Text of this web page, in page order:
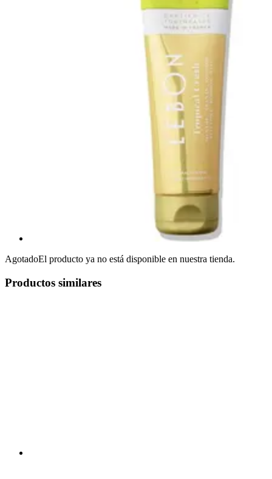
AgotadoEl producto ya no está disponible en nuestra tienda.
Productos similares